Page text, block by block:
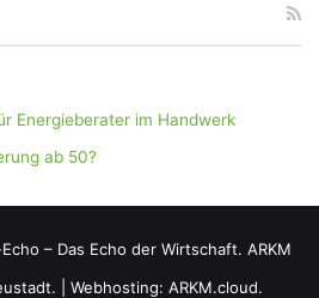
Energieberater im Handwerk
ab 50?
– Das Echo der Wirtschaft. ARKM
Webhosting: ARKM.cloud.